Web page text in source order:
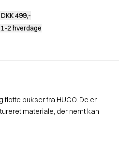
499,-
2 hverdage
bukser fra HUGO. De er
materiale, der nemt kan